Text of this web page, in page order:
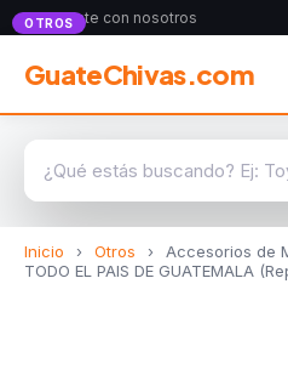
Anunciate con nosotros
GuateChivas.com
Inicio › Otros ›
Accesorios de
TODO EL PAIS DE GUATEMALA
OTROS